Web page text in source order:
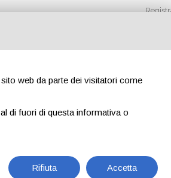
INSERISCI IL
web da parte dei visitatori come
di fuori di questa informativa o
Rifiuta Accetta